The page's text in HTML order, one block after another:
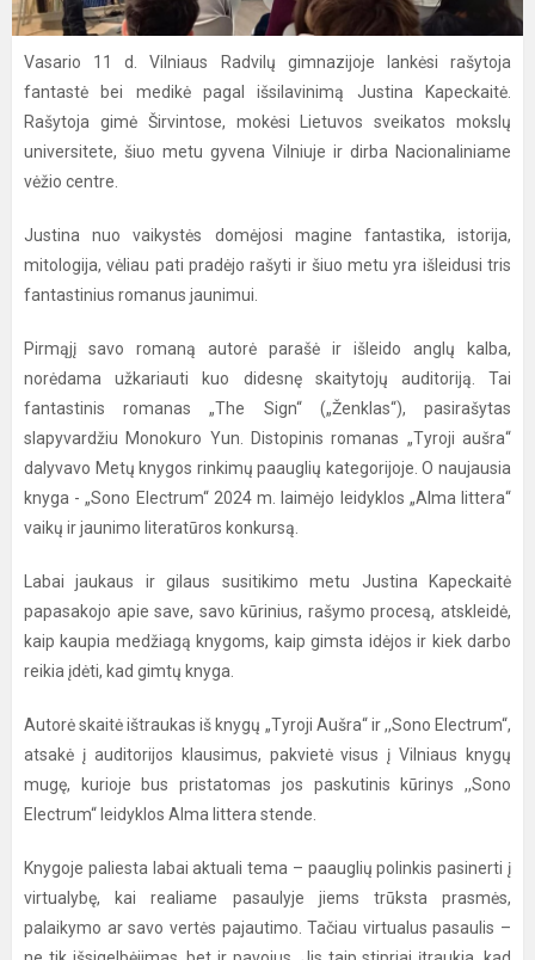
Vasario 11 d. Vilniaus Radvilų gimnazijoje lankėsi rašytoja
fantastė bei medikė pagal išsilavinimą Justina Kapeckaitė.
Rašytoja gimė Širvintose, mokėsi Lietuvos sveikatos mokslų
universitete, šiuo metu gyvena Vilniuje ir dirba Nacionaliniame
vėžio centre.
Justina nuo vaikystės domėjosi magine fantastika, istorija,
mitologija, vėliau pati pradėjo rašyti ir šiuo metu yra išleidusi tris
fantastinius romanus jaunimui.
Pirmąjį savo romaną autorė parašė ir išleido anglų kalba,
norėdama užkariauti kuo didesnę skaitytojų auditoriją. Tai
fantastinis romanas „The Sign“ („Ženklas“), pasirašytas
slapyvardžiu Monokuro Yun. Distopinis romanas „Tyroji aušra“
dalyvavo Metų knygos rinkimų paauglių kategorijoje. O naujausia
knyga - „Sono Electrum“ 2024 m. laimėjo leidyklos „Alma littera“
vaikų ir jaunimo literatūros konkursą.
Labai jaukaus ir gilaus susitikimo metu Justina Kapeckaitė
papasakojo apie save, savo kūrinius, rašymo procesą, atskleidė,
kaip kaupia medžiagą knygoms, kaip gimsta idėjos ir kiek darbo
reikia įdėti, kad gimtų knyga.
Autorė skaitė ištraukas iš knygų „Tyroji Aušra“ ir ,,Sono Electrum“,
atsakė į auditorijos klausimus, pakvietė visus į Vilniaus knygų
mugę, kurioje bus pristatomas jos paskutinis kūrinys ,,Sono
Electrum“ leidyklos Alma littera stende.
Knygoje paliesta labai aktuali tema – paauglių polinkis pasinerti į
virtualybę, kai realiame pasaulyje jiems trūksta prasmės,
palaikymo ar savo vertės pajautimo. Tačiau virtualus pasaulis –